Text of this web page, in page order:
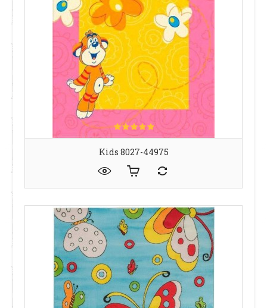
Kids 8027-44975